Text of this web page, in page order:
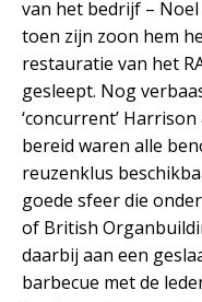
van het bedrijf –
toen zijn zoon hem
restauratie van het
gesleept. Nog
‘concurrent’
bereid waren alle
reuzenklus
goede sfeer die
of British
daarbij aan een
barbecue met de